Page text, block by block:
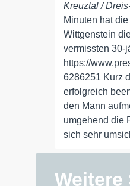
Kreuztal /
Minuten hat
Wittgenstein
vermissten 30-
https://
6286251 Kurz
erfolgreich
den Mann
umgehend die
sich sehr
Weitere